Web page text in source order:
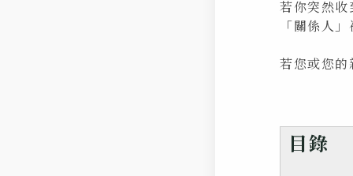
若你突然
「關係人
若您或您
目錄